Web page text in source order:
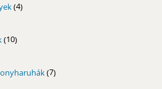
4
termék
10
termék
7
termék